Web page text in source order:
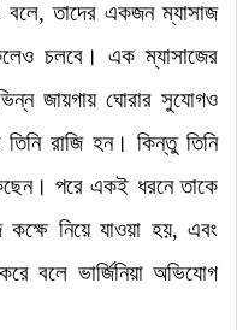
বলে, তাদের একজন ম্যাসাজ
চলবে।এক ম্যাসাজের
জায়গায় ঘোরার সুযোগও
তিনি রাজি হন।কিন্তু তিনি
।পরে একই ধরনে তাকে
কক্ষে নিয়ে যাওয়া হয়, এবং
বলে ভার্জিনিয়া অভিযোগ